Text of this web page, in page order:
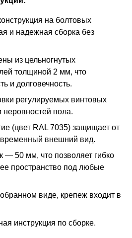
на болтовых
и надежная сборка без
из цельногнутых
толщиной 2 мм, что
и долговечность.
регулируемых винтовых
пола.
(цвет RAL 7035) защищает от
внешний вид.
— 50 мм, что позволяет гибко
пространство под любые
виде, крепеж входит в
инструкция по сборке.